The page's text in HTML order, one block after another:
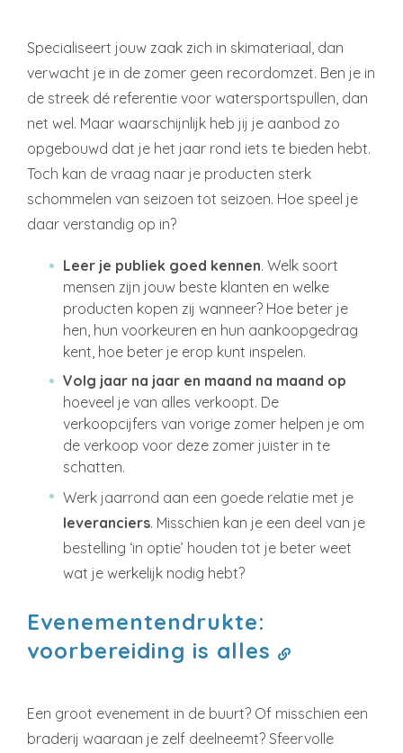
Specialiseert jouw zaak zich in skimateriaal, dan
verwacht je in de zomer geen recordomzet. Ben je in
de streek dé referentie voor watersportspullen, dan
net wel. Maar waarschijnlijk heb jij je aanbod zo
opgebouwd dat je het jaar rond iets te bieden hebt.
Toch kan de vraag naar je producten sterk
schommelen van seizoen tot seizoen. Hoe speel je
daar verstandig op in?
Leer je publiek goed kennen. Welk soort
mensen zijn jouw beste klanten en welke
producten kopen zij wanneer? Hoe beter je
hen, hun voorkeuren en hun aankoopgedrag
kent, hoe beter je erop kunt inspelen.
Volg jaar na jaar en maand na maand op
hoeveel je van alles verkoopt. De
verkoopcijfers van vorige zomer helpen je om
de verkoop voor deze zomer juister in te
schatten.
Werk jaarrond aan een goede relatie met je
leveranciers. Misschien kan je een deel van je
bestelling ‘in optie’ houden tot je beter weet
wat je werkelijk nodig hebt?
Evenementendrukte:
voorbereiding is alles
Een groot evenement in de buurt? Of misschien een
braderij waaraan je zelf deelneemt? Sfeervolle